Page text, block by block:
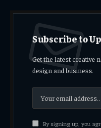
Subscribe to
Get the latest creative
design and business.
By signing up, you